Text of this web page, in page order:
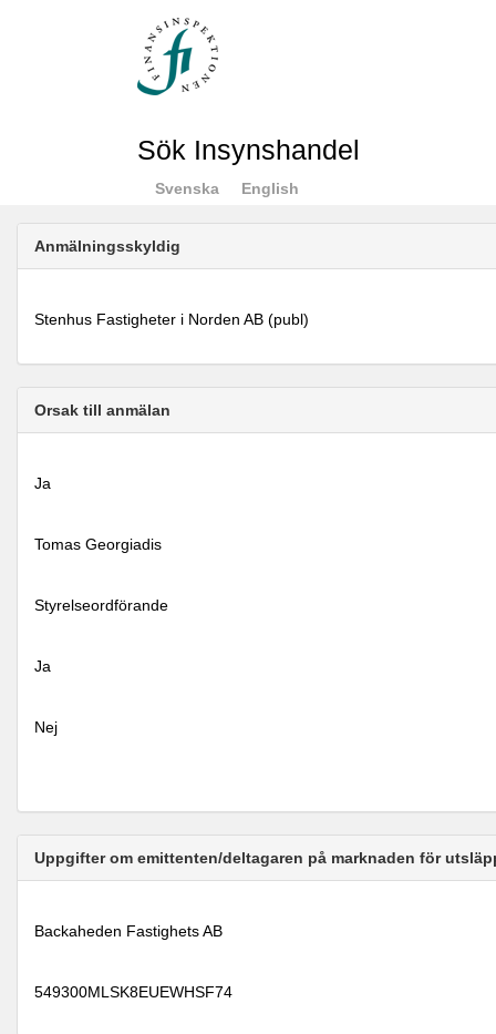
Sök Insynshandel
Svenska English
Anmälningsskyldig
Stenhus Fastigheter i Norden AB (publ)
Orsak till anmälan
Ja
Tomas Georgiadis
Styrelseordförande
Ja
Nej
Uppgifter om emittenten/deltagaren på marknaden för
Backaheden Fastighets AB
549300MLSK8EUEWHSF74